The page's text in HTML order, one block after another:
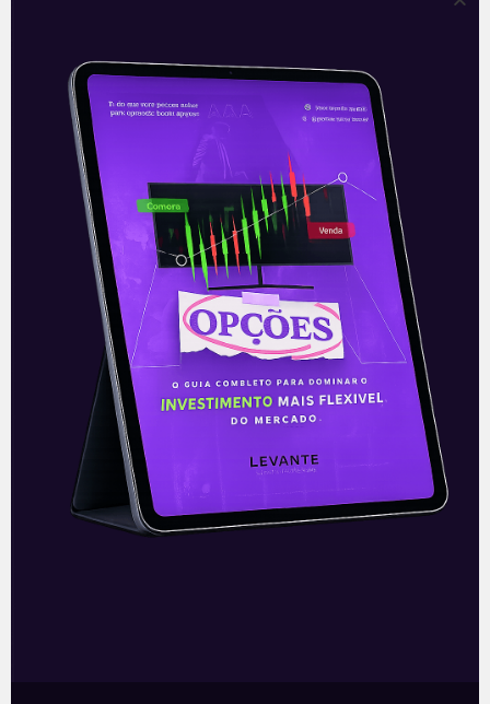
Leia mais
09/02/2022
E EU COM ISSO
Resultados da BrasilAgro
(AGRO3) do 3T21